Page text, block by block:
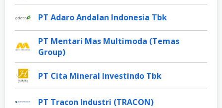
PT Adaro Andalan Indonesia Tbk
PT Mentari Mas Multimoda (Temas
Group)
PT Cita Mineral Investindo Tbk
PT Tracon Industri (TRACON)